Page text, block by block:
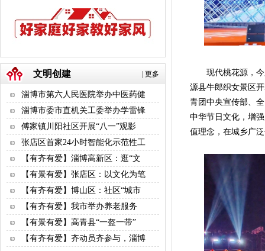
更多
文明创建
淄博市第六人民医院举办中医药健
淄博市委市直机关工委举办学雷锋
傅家镇川阳社区开展“八一”观影
张店区首家24小时智能化示范性工
【有齐有爱】淄博高新区：逛“文
【有景有爱】张店区：以文化为笔
【有齐有爱】博山区：社区“城市
【有齐有爱】​我市举办养老服务
【有景有爱】高青县“一盔一带”
【有齐有爱】齐动员齐参与，淄博
现代桃花源，今夕
源县牛郎织女景区
青团中央宣传部、
中华节日文化，增
值理念，在城乡广